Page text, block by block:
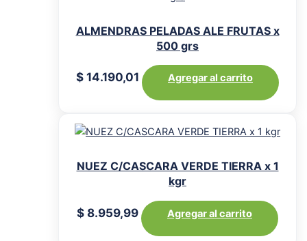
ALMENDRAS PELADAS ALE FRUTAS x
500 grs
$ 14.190,01 Agregar al carrito
NUEZ C/CASCARA VERDE TIERRA x 1
kgr
$ 8.959,99 Agregar al carrito